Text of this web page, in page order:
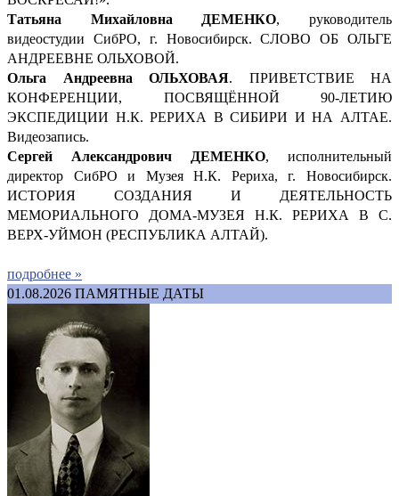
Татьяна Михайловна ДЕМЕНКО, руководитель
видеостудии СибРО, г. Новосибирск. СЛОВО ОБ ОЛЬГЕ
АНДРЕЕВНЕ ОЛЬХОВОЙ.
Ольга Андреевна ОЛЬХОВАЯ. ПРИВЕТСТВИЕ НА
КОНФЕРЕНЦИИ, ПОСВЯЩЁННОЙ 90-ЛЕТИЮ
ЭКСПЕДИЦИИ Н.К. РЕРИХА В СИБИРИ И НА АЛТАЕ.
Видеозапись.
Сергей Александрович ДЕМЕНКО, исполнительный
директор СибРО и Музея Н.К. Рериха, г. Новосибирск.
ИСТОРИЯ СОЗДАНИЯ И ДЕЯТЕЛЬНОСТЬ
МЕМОРИАЛЬНОГО ДОМА-МУЗЕЯ Н.К. РЕРИХА В С.
ВЕРХ-УЙМОН (РЕСПУБЛИКА АЛТАЙ).
подробнее »
01.08.2026 ПАМЯТНЫЕ ДАТЫ